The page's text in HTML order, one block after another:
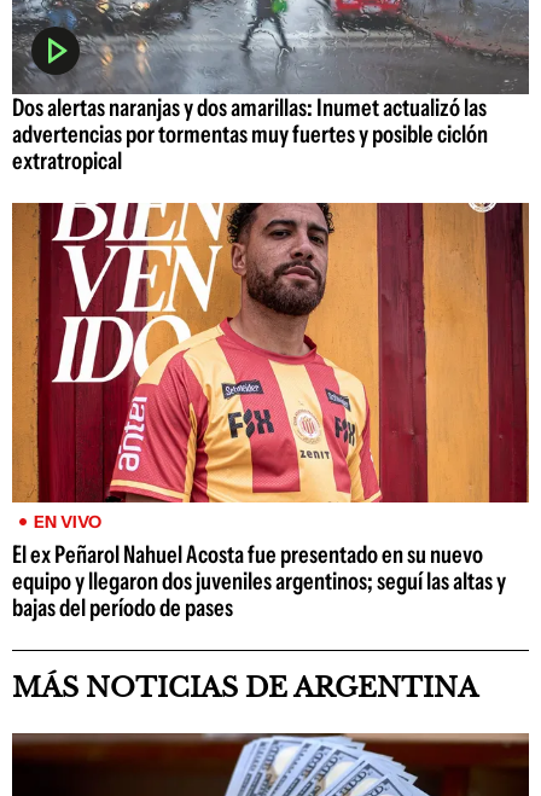
Dos alertas naranjas y dos amarillas: Inumet actualizó las
advertencias por tormentas muy fuertes y posible ciclón
extratropical
EN VIVO
El ex Peñarol Nahuel Acosta fue presentado en su nuevo
equipo y llegaron dos juveniles argentinos; seguí las altas y
bajas del período de pases
MÁS NOTICIAS DE ARGENTINA